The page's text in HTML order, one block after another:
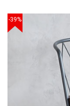
-39%